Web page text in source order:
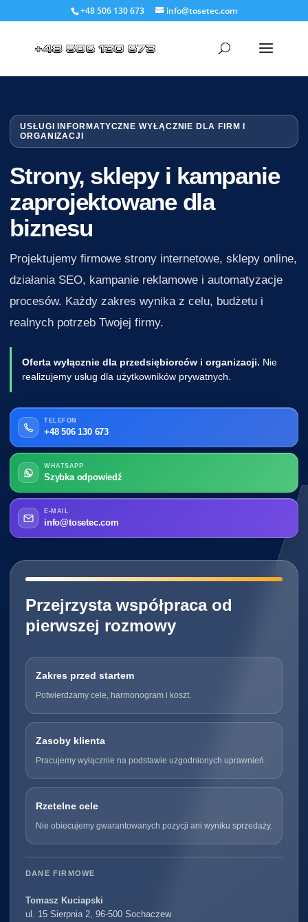
+48 506 130 673 info@tosetec.com
USŁUGI INFORMATYCZNE WYŁĄCZNIE DLA FIRM I
ORGANIZACJI
Strony, sklepy i kampanie
zaprojektowane dla
biznesu
Projektujemy firmowe strony internetowe, sklepy online,
działania SEO, kampanie reklamowe i automatyzacje
procesów. Każdy zakres wynika z celu, budżetu i
realnych potrzeb Twojej firmy.
Oferta wyłącznie dla przedsiębiorców i organizacji. Nie
realizujemy usług dla użytkowników prywatnych.
TELEFON
+48 506 130 673
WHATSAPP
Szybka odpowiedź
E-MAIL
info@tosetec.com
━━━━━━━━━━━━━━━━━━━━━━━━━━━━
Przejrzysta współpraca od
pierwszej rozmowy
Zakres przed startem
Potwierdzamy cele, harmonogram i koszt.
Zasoby klienta
Pracujemy wyłącznie na podstawie uzgodnionych uprawnień.
Rzetelne cele
Nie obiecujemy gwarantowanych pozycji ani wyniku sprzedaży.
DANE FIRMOWE
Tomasz Kuciapski
ul. 15 Sierpnia 2, 96-500 Sochaczew